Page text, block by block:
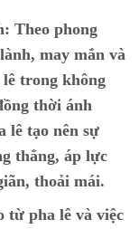
Theo phong
may mắn và
trong không
thời ánh
lê tạo nên sự
thẳng, áp lực
thoải mái.
từ pha lê và việc